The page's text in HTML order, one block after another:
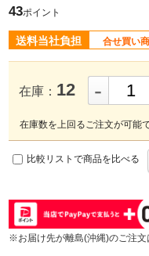
43ポイント
送料当社負担 合せ買い
在庫： 12 -
在庫数を上回るご注文が可能
比較リストで商品を比べる
※お届け先が離島(沖縄)のご注